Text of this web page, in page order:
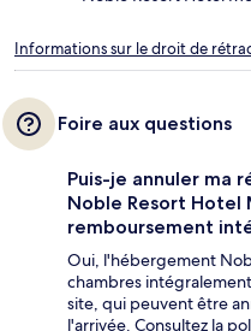
Informations sur le droit de
Foire aux questions
Puis-je annuler ma
Noble Resort Hotel
remboursement
Oui, l'hébergement
chambres
site, qui peuvent être
l'arrivée. Consultez la